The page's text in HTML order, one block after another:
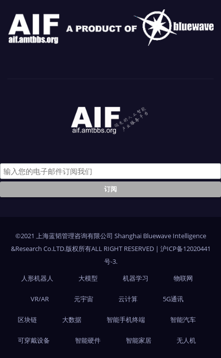
©2021 上海蓝韬管理咨询有限公司 Shanghai Bluewave Intelligence
&Research Co.LTD.版权所有ALL RIGHT RESERVED | 沪ICP备12020441
号-3.
人形机器人
大模型 机器学习 物联网
VR/AR 元宇宙 云计算 5G通讯
区块链 大数据 智能手机终端 智能汽车
可穿戴设备 智能硬件 智能家居 无人机